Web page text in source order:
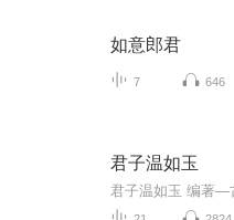
如意郎君
7 646
君子温如玉